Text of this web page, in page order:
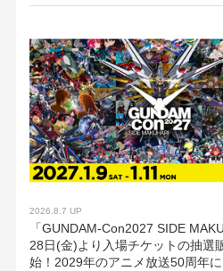
2026.8.7 UP
「GUNDAM-Con2027 SIDE
28日(金)より入場チケットの抽選
始！2029年のアニメ放送50周年